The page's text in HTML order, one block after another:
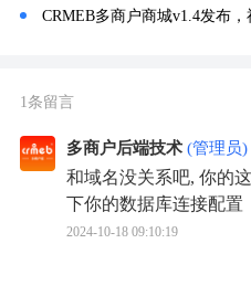
CRMEB多商户商城v1.4发布，
1条留言
多商户后端技术 (管理员)
和域名没关系吧, 你的
下你的数据库连接配置
2024-10-18 09:10:19